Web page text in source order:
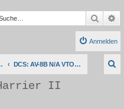
Suche
Anmelden
Series DCS: AV-8B N/A VTOL Harrier II
Harrier II